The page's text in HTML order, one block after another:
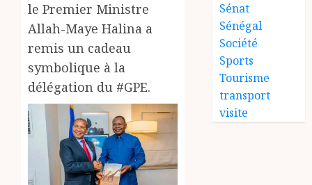
le Premier Ministre
Allah-Maye Halina a
remis un cadeau
symbolique à la
délégation du #GPE.
Sénat
Sénégal
Société
Sports
Tourisme
transport
visite